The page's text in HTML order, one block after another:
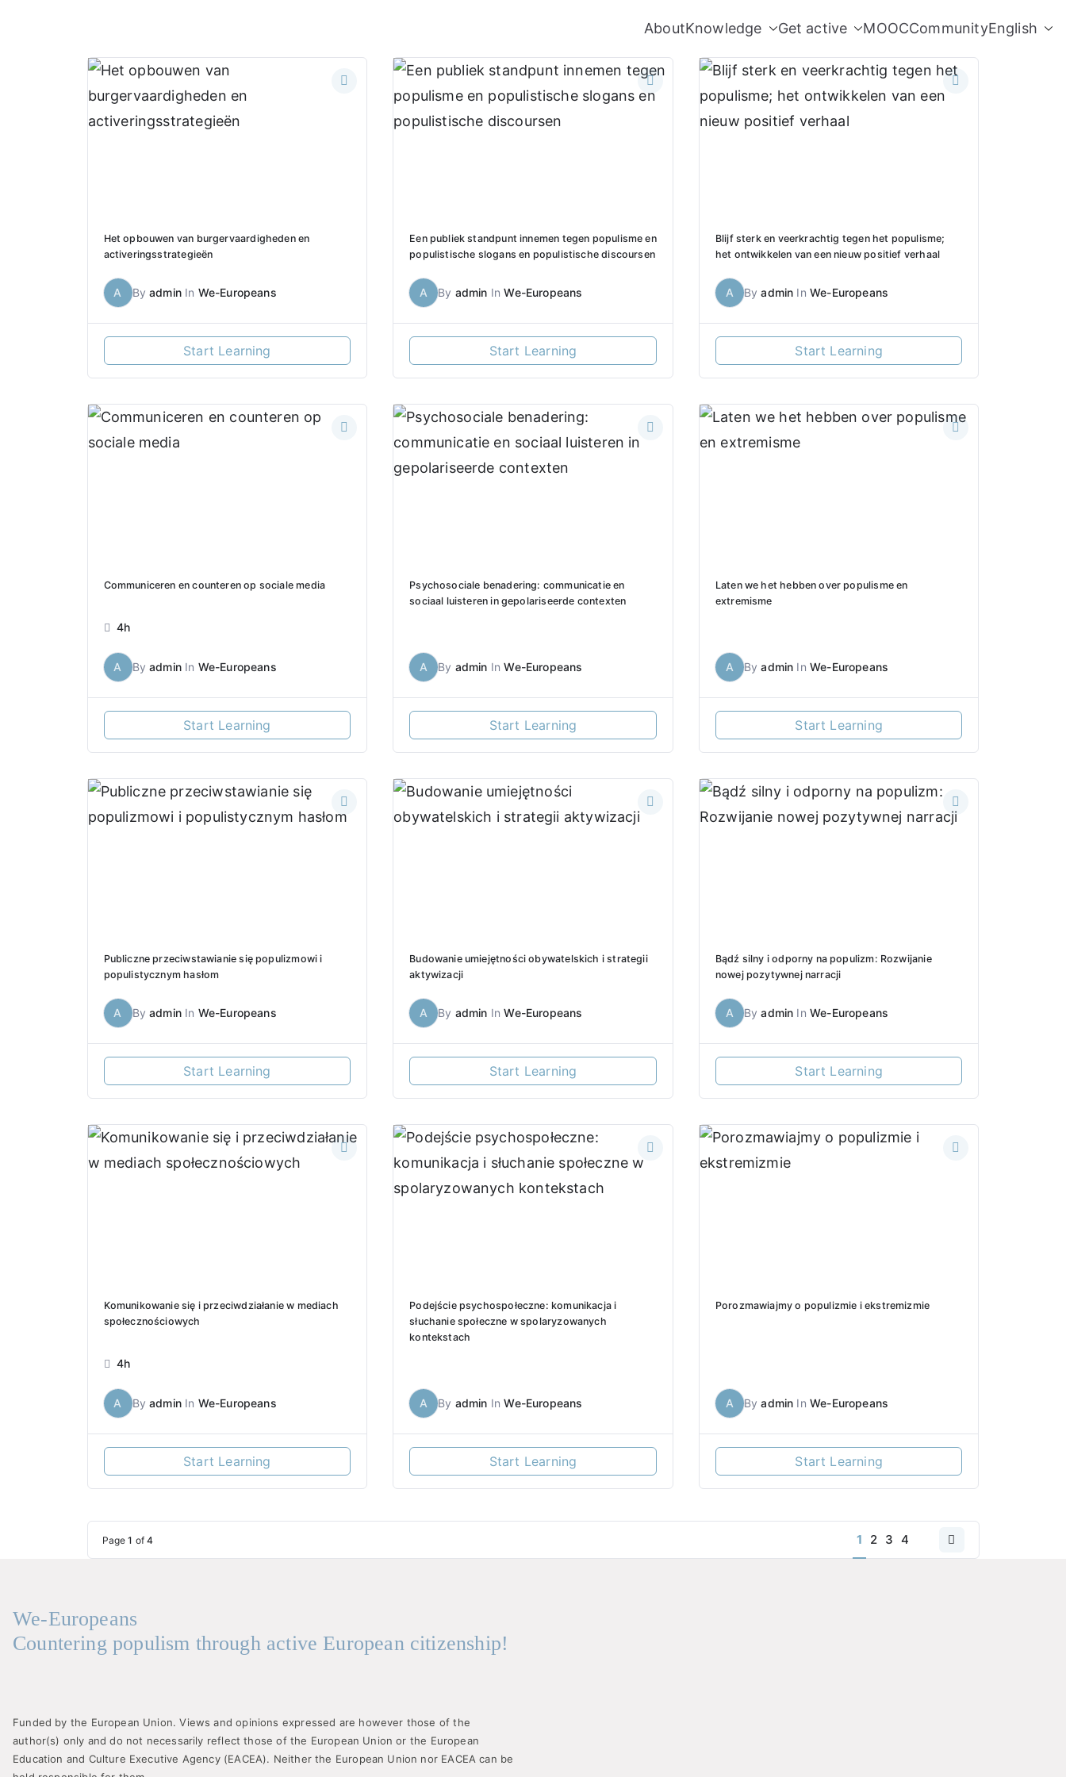
AboutKnowledge Get active MOOCCommunityEnglish
Het opbouwen van burgervaardigheden en
activeringsstrategieën
A ByadminIn We-Europeans
Start Learning
Een publiek standpunt innemen tegen populisme en
populistische slogans en populistische discoursen
A By admin InWe-Europeans
Start Learning
Blijf sterk en veerkrachtig tegen het populisme;
het ontwikkelen van een nieuw positief verhaal
A Byadmin In We-Europeans
Start Learning
Communiceren en counteren op sociale media
4h
A ByadminIn We-Europeans
Start Learning
Psychosociale benadering: communicatie en
sociaal luisteren in gepolariseerde contexten
A By admin InWe-Europeans
Start Learning
Laten we het hebben over populisme en
extremisme
A Byadmin In We-Europeans
Start Learning
Publiczne przeciwstawianie się populizmowi i
populistycznym hasłom
A ByadminIn We-Europeans
Start Learning
Budowanie umiejętności obywatelskich i strategii
aktywizacji
A By admin InWe-Europeans
Start Learning
Bądź silny i odporny na populizm: Rozwijanie
nowej pozytywnej narracji
A Byadmin In We-Europeans
Start Learning
Komunikowanie się i przeciwdziałanie w mediach
społecznościowych
4h
A ByadminIn We-Europeans
Start Learning
Podejście psychospołeczne: komunikacja i
słuchanie społeczne w spolaryzowanych
kontekstach
A By admin InWe-Europeans
Start Learning
Porozmawiajmy o populizmie i ekstremizmie
A Byadmin In We-Europeans
Start Learning
Page1 of4 1 2 3 4
Next
We-Europeans
Countering populism through active European citizenship!
Funded by the European Union. Views and opinions expressed are however those of the
author(s) only and do not necessarily reflect those of the European Union or the European
Education and Culture Executive Agency (EACEA). Neither the European Union nor EACEA can be